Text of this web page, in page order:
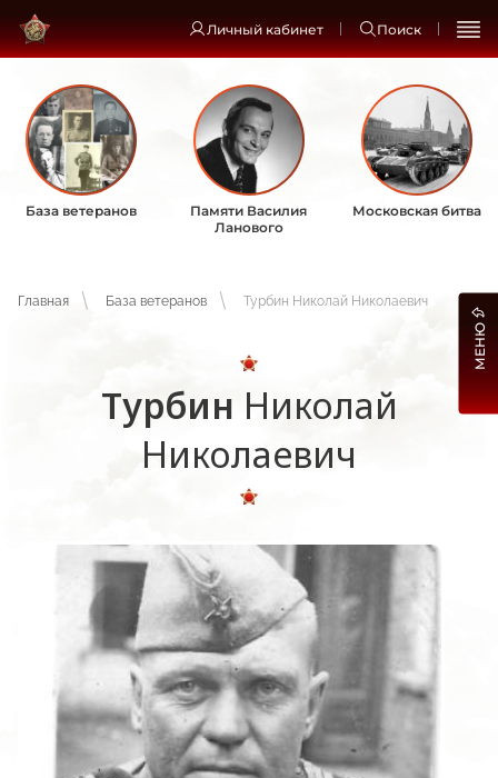
Личный кабинет Поиск
База ветеранов
Памяти Василия
Ланового
Московская битва
Главная База ветеранов Турбин Николай Николаевич
Турбин Николай
Николаевич
МЕНЮ